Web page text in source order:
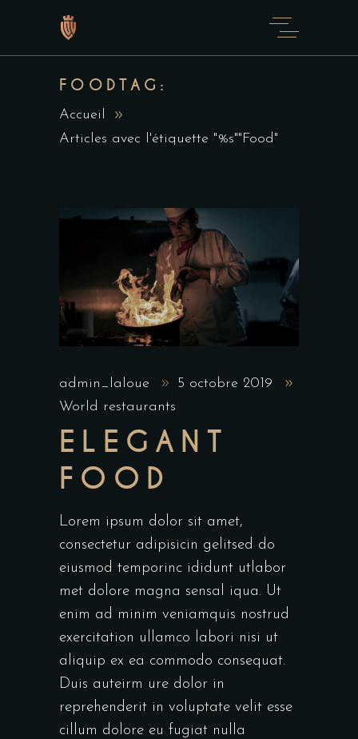
FOODTAG:
Accueil
Articles avec l'étiquette "%s""Food"
admin_laloue
5 octobre 2019
World restaurants
ELEGANT
FOOD
Lorem ipsum dolor sit amet,
consectetur adipisicin gelitsed do
eiusmod temporinc ididunt utlabor
met dolore magna sensal iqua. Ut
enim ad minim veniamquis nostrud
exercitation ullamco labori nisi ut
aliquip ex ea commodo consequat.
Duis auteirm ure dolor in
reprehenderit in voluptate velit esse
cillum dolore eu fugiat nulla